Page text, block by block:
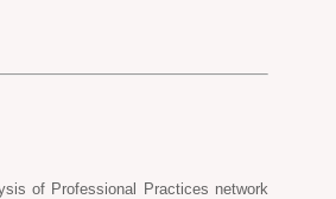
of Professional Practices network